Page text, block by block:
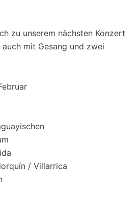
zu unserem nächsten Konzert
auch mit Gesang und zwei
/ Villarrica